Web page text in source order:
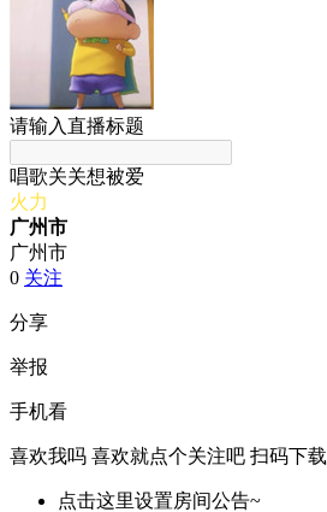
请输入直播标题
唱歌关关想被爱
火力
广州市
广州市
0 关注
分享
举报
手机看
喜欢我吗 喜欢就点个关注吧 扫码下
点击这里设置房间公告~